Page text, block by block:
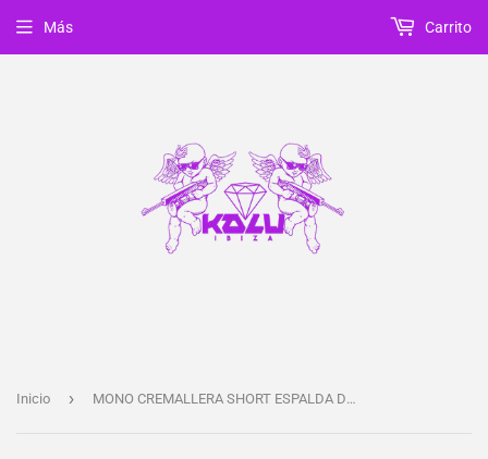
Más Carrito
Inicio › MONO CREMALLERA SHORT ESPALDA DESCUBIERTA ILLUMINATI LIMA